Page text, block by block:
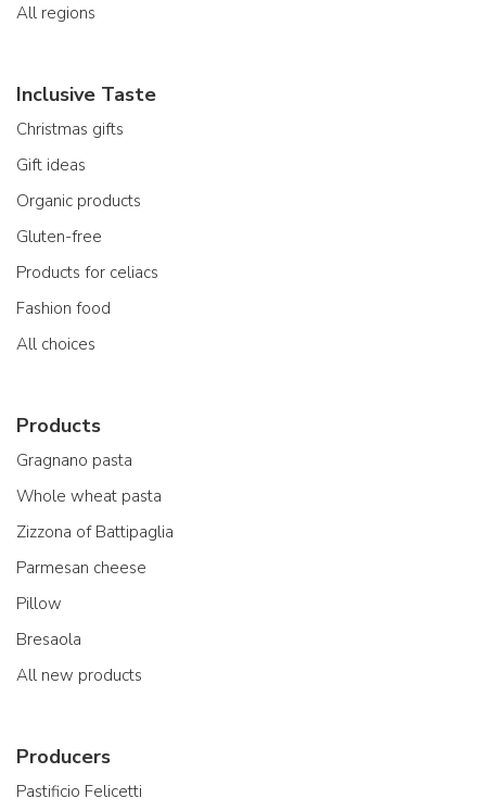
All regions
Inclusive Taste
Christmas gifts
Gift ideas
Organic products
Gluten-free
Products for celiacs
Fashion food
All choices
Products
Gragnano pasta
Whole wheat pasta
Zizzona of Battipaglia
Parmesan cheese
Pillow
Bresaola
All new products
Producers
Pastificio Felicetti